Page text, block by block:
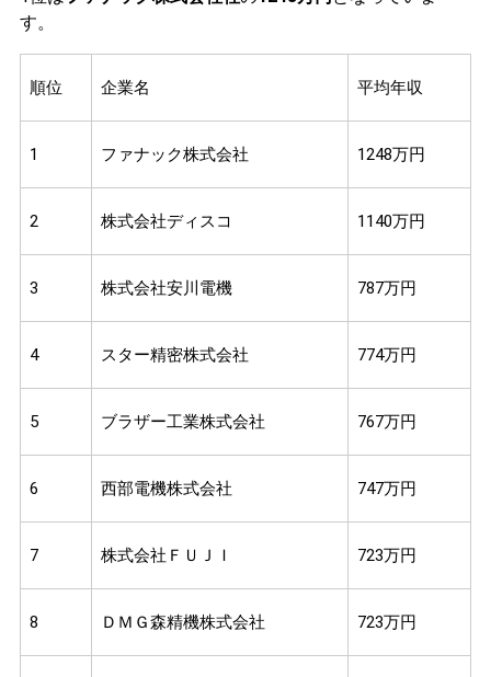
す。
順位 企業名 平均年収
1 ファナック株式会社 1248万円
2 株式会社ディスコ 1140万円
3 株式会社安川電機 787万円
4 スター精密株式会社 774万円
5 ブラザー工業株式会社 767万円
6 西部電機株式会社 747万円
7 株式会社ＦＵＪＩ 723万円
8 ＤＭＧ森精機株式会社 723万円